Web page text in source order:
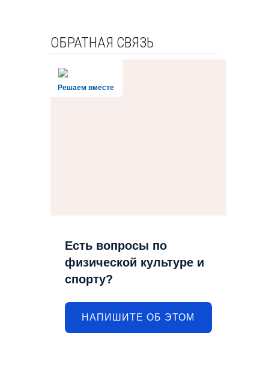
ОБРАТНАЯ СВЯЗЬ
Решаем вместе
Есть вопросы по
физической культуре и
спорту?
НАПИШИТЕ ОБ ЭТОМ